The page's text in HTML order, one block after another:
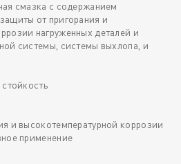
смазка с содержанием
от пригорания и
нагруженных деталей и
системы, системы выхлопа, и
и высокотемпературной коррозии
применение